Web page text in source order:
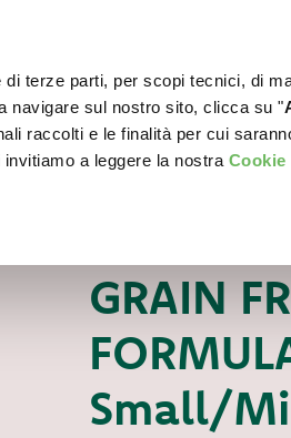
terze parti, per scopi tecnici, di
navigare sul nostro sito, clicca su "
raccolti e le finalità per cui
a leggere la nostra
CANE PER IL TUO GATTO
GRAIN
Small/